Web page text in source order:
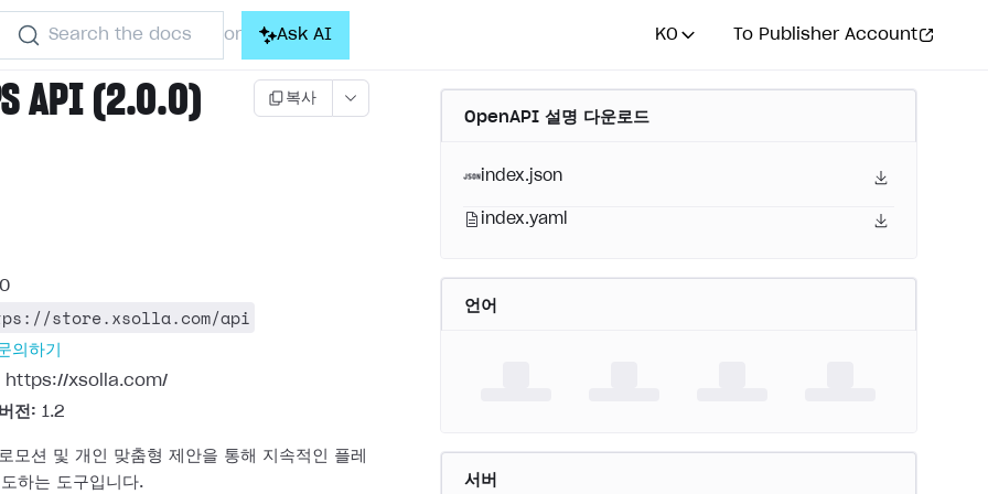
Search the docs or Ask AI KO To Publisher Account
API (2.0.0) 복사
store.xsolla.com/api
의하기
https://xsolla.com/
전: 1.2
모션 및 개인 맞춤형 제안을 통해 지속적인 플레
하는 도구입니다.
OpenAPI 설명 다운로드
index.json
index.yaml
언어
서버